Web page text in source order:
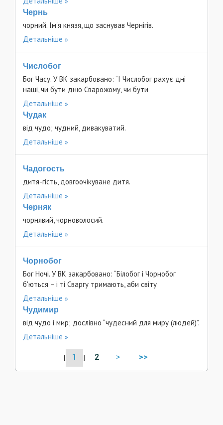
Чернь
чорний. Ім'я князя, що заснував Чернігів.
Детальніше
Числобог
Бог Часу. У ВК закарбовано: “І Числобог рахує дні
наші, чи бути дню Сварожому, чи бути
Детальніше
Чудак
від чудо; чудний, дивакуватий.
Детальніше
Чадогость
дитя-гість, довгоочікуване дитя.
Детальніше
Черняк
чорнявий, чорноволосий.
Детальніше
Чорнобог
Бог Ночі. У ВК закарбовано: “Білобог і Чорнобог
б'ються – і ті Сваргу тримають, аби світу
Детальніше
Чудимир
від чудо і мир; дослівно “чудесний для миру (людей)”.
Детальніше
[ 1 ] 2 > >>